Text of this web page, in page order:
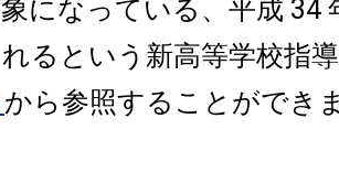
になっている、平成 34
るという新高等学校指
から参照することができ